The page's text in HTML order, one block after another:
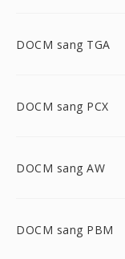
DOCM sang TGA
DOCM sang PCX
DOCM sang AW
DOCM sang PBM